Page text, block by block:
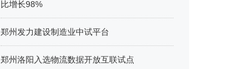
比增长98%
郑州发力建设制造业中试平台
郑州洛阳入选物流数据开放互联试点